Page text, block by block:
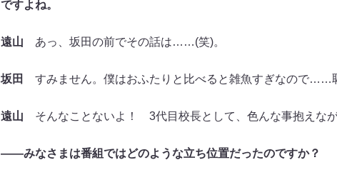
ですよね。
遠山 あっ、坂田の前でその話は……(笑)。
坂田 すみません。僕はおふたりと比べると雑魚すぎなので……
遠山 そんなことないよ！ 3代目校長として、色んな事抱えなが
――みなさまは番組ではどのような立ち位置だったのですか？